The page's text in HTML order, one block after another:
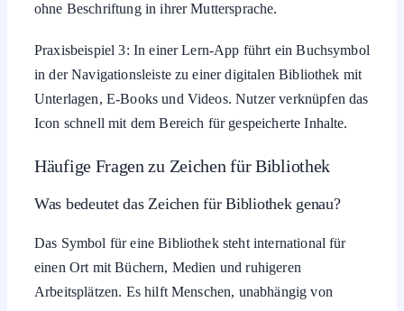
ohne Beschriftung in ihrer Muttersprache.
Praxisbeispiel 3: In einer Lern-App führt ein Buchsymbol
in der Navigationsleiste zu einer digitalen Bibliothek mit
Unterlagen, E-Books und Videos. Nutzer verknüpfen das
Icon schnell mit dem Bereich für gespeicherte Inhalte.
Häufige Fragen zu Zeichen für Bibliothek
Was bedeutet das Zeichen für Bibliothek genau?
Das Symbol für eine Bibliothek steht international für
einen Ort mit Büchern, Medien und ruhigeren
Arbeitsplätzen. Es hilft Menschen, unabhängig von